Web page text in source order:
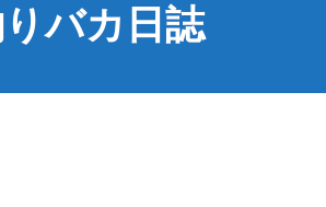
バカ日誌